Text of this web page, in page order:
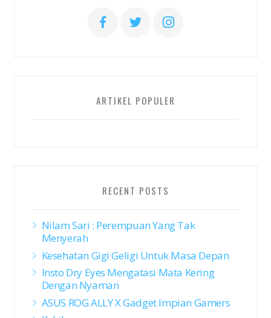
ARTIKEL POPULER
RECENT POSTS
Nilam Sari : Perempuan Yang Tak
Menyerah
Kesehatan Gigi Geligi Untuk Masa Depan
Insto Dry Eyes Mengatasi Mata Kering
Dengan Nyaman
ASUS ROG ALLY X Gadget Impian Gamers